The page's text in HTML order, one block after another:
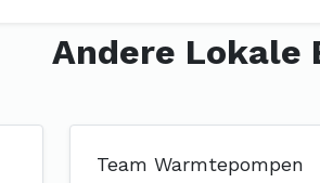
Andere Lokale
Team Warmtepompen